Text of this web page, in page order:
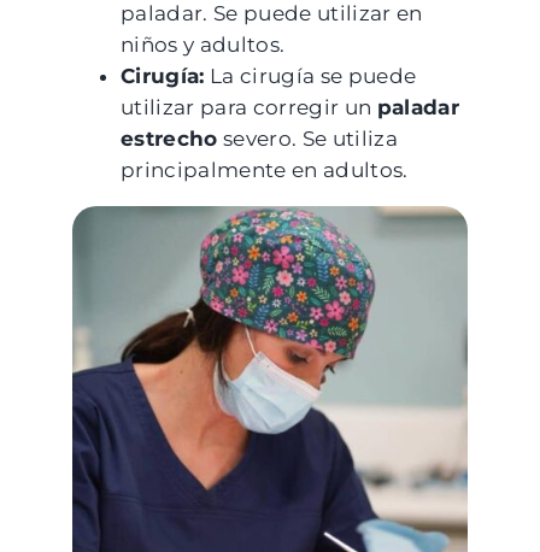
paladar. Se puede utilizar en
niños y adultos.
Cirugía: La cirugía se puede
utilizar para corregir un paladar
estrecho severo. Se utiliza
principalmente en adultos.